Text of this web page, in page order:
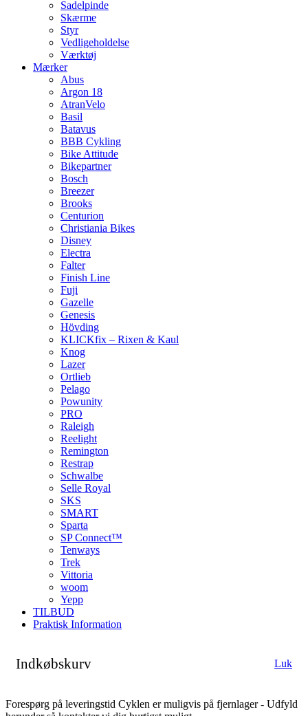
Sadelpinde
Skærme
Styr
Vedligeholdelse
Værktøj
Mærker
Abus
Argon 18
AtranVelo
Basil
Batavus
BBB Cykling
Bike Attitude
Bikepartner
Bosch
Breezer
Brooks
Centurion
Christiania Bikes
Disney
Electra
Falter
Finish Line
Fuji
Gazelle
Genesis
Hövding
KLICKfix – Rixen & Kaul
Knog
Lazer
Ortlieb
Pelago
Powunity
PRO
Raleigh
Reelight
Remington
Restrap
Schwalbe
Selle Royal
SKS
SMART
Sparta
SP Connect™
Tenways
Trek
Vittoria
woom
Yepp
TILBUD
Praktisk Information
Indkøbskurv Luk
Forespørg på leveringstid Cyklen er muligvis på fjernlager - Udfyld